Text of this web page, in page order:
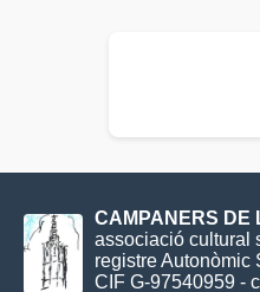
CAMPANERS DE
associació cultural
registre Autonòmic
CIF G-97540959 -